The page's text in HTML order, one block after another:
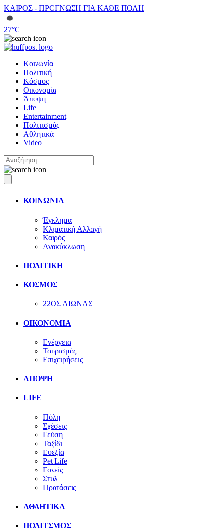
ΚΑΙΡΟΣ - ΠΡΟΓΝΩΣΗ ΓΙΑ ΚΑΘΕ ΠΟΛΗ
27°C
Κοινωνία
Πολιτική
Κόσμος
Οικονομία
Άποψη
Life
Entertainment
Πολιτισμός
Αθλητικά
Video
ΚΟΙΝΩΝΙΑ
Έγκλημα
Κλιματική Αλλαγή
Καιρός
Ανακύκλωση
ΠΟΛΙΤΙΚΗ
ΚΟΣΜΟΣ
22ΟΣ ΑΙΩΝΑΣ
ΟΙΚΟΝΟΜΙΑ
Ενέργεια
Τουρισμός
Επιχειρήσεις
ΑΠΟΨΗ
LIFE
Πόλη
Σχέσεις
Γεύση
Ταξίδι
Ευεξία
Pet Life
Γονείς
Στυλ
Προτάσεις
ΑΘΛΗΤΙΚΑ
ΠΟΛΙΤΣΜΟΣ